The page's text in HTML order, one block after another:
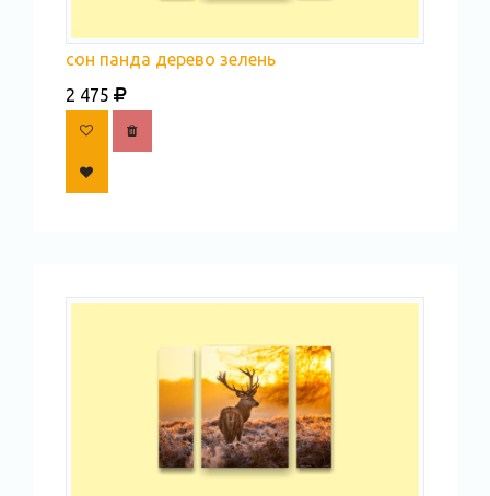
сон панда дерево зелень
2 475